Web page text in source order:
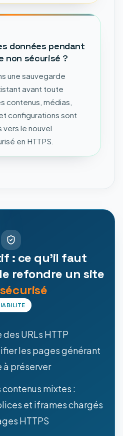
données pendant
non sécurisé ?
une sauvegarde
avant toute
contenus, médias,
configurations sont
le nouvel
en HTTPS.
: ce qu'il faut
refondre un site
sécurisé
URLs HTTP
les pages générant
préserver
mixtes :
et iframes chargés
HTTPS